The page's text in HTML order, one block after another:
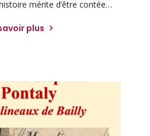
mérite d’être contée…
plus